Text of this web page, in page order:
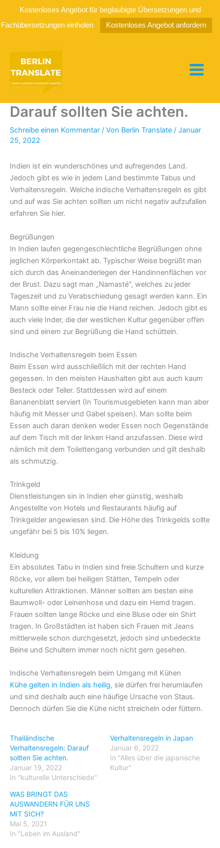
Kostenloses Angebot für beglaubigte Übersetzungen und
Fachübersetzungen einholen
Kostenloses Angebot anfordern
springen
Darauf sollten Sie achten.
Schreibe einen Kommentar / Von Berlin Translate / Januar
25, 2022
Indien ist ein wunderschönes und aufregendes Land.
Jedoch gibt es wie in jedem Land bestimmte Tabus und
Verhaltensregeln. Welche indische Verhaltensregeln es gibt
und auf was Sie achten sollten um nicht negativ aufzufallen
erfahren Sie hier.
Begrüßungen
In Indien laufen gegengeschlechtliche Begrüßungen ohne
jeglichen Körperkontakt ab. Typischer Weise begrüßt man
sich durch das Aneinanderlegen der Handinnenflächen vor
der Brust. Dazu sagt man „Namasté“, welches zu jeder
Tageszeit und zu Verabschiedung gesagt werden kann. Ein
Mann sollte einer Frau nie die Hand reichen. Jedoch gibt es
auch viele Inder, die der westlichen Kultur gegenüber offen
sind und einem zur Begrüßung die Hand schütteln.
Indische Verhaltensregeln beim Essen
Beim Essen wird ausschließlich mit der rechten Hand
gegessen. In den meisten Haushalten gibt aus auch kaum
Besteck oder Teller. Stattdessen wird auf einem
Bananenblatt serviert (In Tourismusgebieten kann man aber
häufig mit Messer und Gabel speisen). Man sollte beim
Essen auch daran denken weder Essen noch Gegenstände
auf dem Tisch mit der linken Hand anzufassen. Diese wird
nämlich mit dem Toilettengang verbunden und gilt deshalb
als schmutzig.
Trinkgeld
Dienstleistungen sin in Indien eher günstig, weshalb
Angestellte von Hotels und Restaurants häufig auf
Trinkgelder angewiesen sind. Die Höhe des Trinkgelds sollte
ungefähr bei 5 bis 10% liegen.
Kleidung
Ein absolutes Tabu in Indien sind freie Schultern und kurze
Röcke, vor allem bei heiligen Stätten, Tempeln oder
kulturellen Attraktionen. Männer sollten am besten eine
Baumwoll- oder Leinenhose und dazu ein Hemd tragen.
Frauen sollten lange Röcke und eine Bluse oder ein Shirt
tragen. In Großstädten ist haben sich Frauen mit Jeans
mittlerweile schon durchgesetzt, jedoch sind unbedeckte
Beine und Schultern immer noch nicht gern gesehen.
Indische Verhaltensregeln beim Umgang mit Kühen
Kühe gelten in Indien als heilig, sie dürfen frei herumlaufen
und sind deshalb auch eine häufige Ursache von Staus.
Dennoch dürfen Sie die Kühe nicht streicheln oder füttern.
Thailändische
Verhaltensregeln: Darauf
sollten Sie achten.
Januar 19, 2022
In "kulturelle Unterschiede"
Verhaltensregeln in Japan
Januar 6, 2022
In "Alles über die japanische
Kultur"
WAS BRINGT DAS
AUSWANDERN FÜR UNS
MIT SICH?
Mai 5, 2021
In "Leben im Ausland"